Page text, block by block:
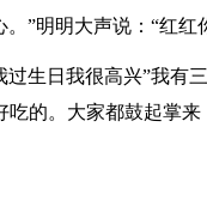
”明明大声说：“红
生日我很高兴”我有
的。大家都鼓起掌来